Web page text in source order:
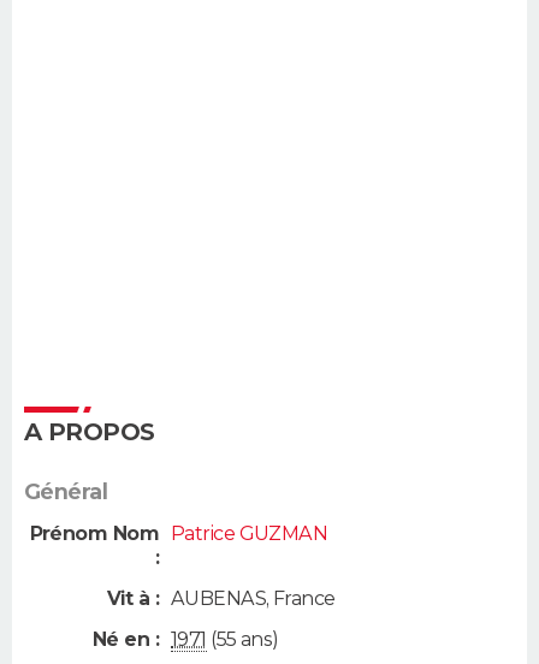
A PROPOS
Général
Prénom Nom
:
Patrice GUZMAN
Vit à : AUBENAS, France
Né en : 1971 (55 ans)